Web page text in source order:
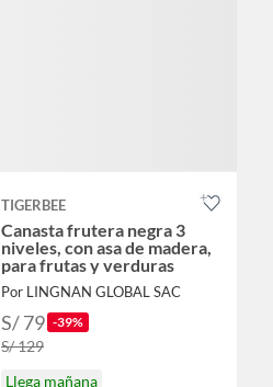
TIGERBEE
Canasta frutera negra 3
niveles, con asa de madera,
para frutas y verduras
Por LINGNAN GLOBAL SAC
S/ 79 -39%
S/ 129
Llega mañana